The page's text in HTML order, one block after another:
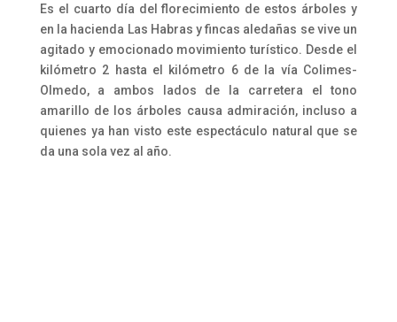
Es el cuarto día del florecimiento de estos árboles y
en la hacienda Las Habras y fincas aledañas se vive un
agitado y emocionado movimiento turístico. Desde el
kilómetro 2 hasta el kilómetro 6 de la vía Colimes-
Olmedo, a ambos lados de la carretera el tono
amarillo de los árboles causa admiración, incluso a
quienes ya han visto este espectáculo natural que se
da una sola vez al año.